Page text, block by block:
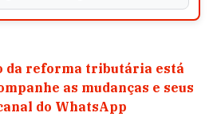
da reforma tributária está
as mudanças e seus
do WhatsApp